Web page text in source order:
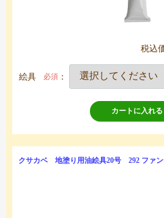
税込
絵具 必須 ：
カートに入れる
クサカベ 地塗り用油絵具20号 292 ファン